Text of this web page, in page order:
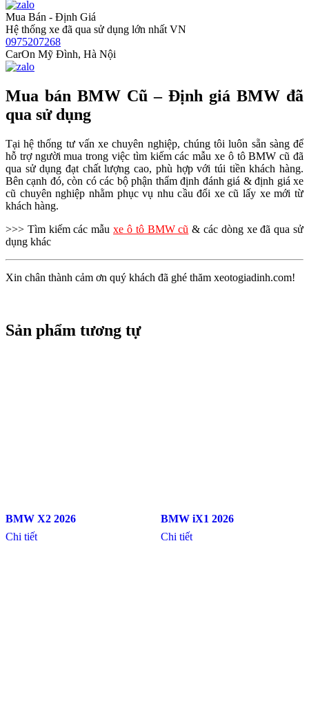
Mua Bán - Định Giá
Hệ thống xe đã qua sử dụng lớn nhất VN
0975207268
CarOn Mỹ Đình, Hà Nội
Mua bán BMW Cũ – Định giá BMW đã
qua sử dụng
Tại hệ thống tư vấn xe chuyên nghiệp, chúng tôi luôn sẵn sàng để
hỗ trợ người mua trong việc tìm kiếm các mẫu xe ô tô BMW cũ đã
qua sử dụng đạt chất lượng cao, phù hợp với túi tiền khách hàng.
Bên cạnh đó, còn có các bộ phận thẩm định đánh giá & định giá xe
cũ chuyên nghiệp nhằm phục vụ nhu cầu đổi xe cũ lấy xe mới từ
khách hàng.
>>> Tìm kiếm các mẫuxe ô tô BMW cũ & các dòng xe đã qua sử
dụng khác
Xin chân thành cảm ơn quý khách đã ghé thăm xeotogiadinh.com!
Sản phẩm tương tự
BMW X2 2026
Chi tiết
BMW iX1 2026
Chi tiết